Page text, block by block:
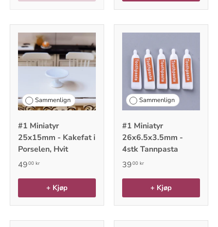
Sammenlign
#1 Miniatyr
25x15mm - Kakefat i
Porselen, Hvit
4900 kr
+ Kjøp
Sammenlign
#1 Miniatyr
26x6.5x3.5mm -
4stk Tannpasta
3900 kr
+ Kjøp